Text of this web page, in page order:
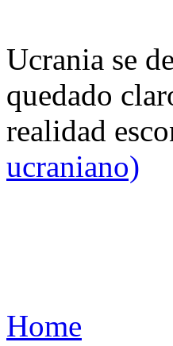
Ucrania se
quedado
realidad
ucraniano)
Home